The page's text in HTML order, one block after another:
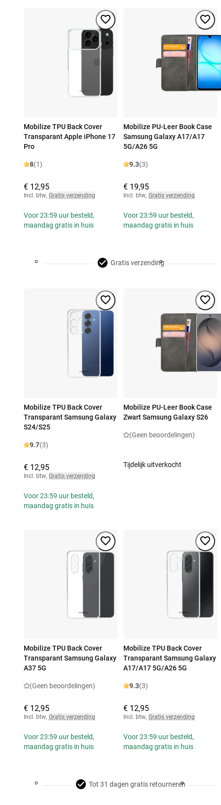
Mobilize TPU Back Cover
Transparant Apple iPhone 17
Pro
8(1)
€ 12,95
Incl. btw, Gratis verzending
Voor 23:59 uur besteld,
maandag gratis in huis
Mobilize PU-Leer Book Case
Samsung Galaxy A17/A17
5G/A26 5G
9.3(3)
€ 19,95
Incl. btw, Gratis verzending
Voor 23:59 uur besteld,
maandag gratis in huis
Gratis verzending
Mobilize TPU Back Cover
Transparant Samsung Galaxy
S24/S25
9.7(3)
€ 12,95
Incl. btw, Gratis verzending
Voor 23:59 uur besteld,
maandag gratis in huis
Mobilize PU-Leer Book Case
Zwart Samsung Galaxy S26
(Geen beoordelingen)
Tijdelijk uitverkocht
Mobilize TPU Back Cover
Transparant Samsung Galaxy
A37 5G
(Geen beoordelingen)
€ 12,95
Incl. btw, Gratis verzending
Voor 23:59 uur besteld,
maandag gratis in huis
Mobilize TPU Back Cover
Transparant Samsung Galaxy
A17/A17 5G/A26 5G
9.3(3)
€ 12,95
Incl. btw, Gratis verzending
Voor 23:59 uur besteld,
maandag gratis in huis
Tot 31 dagen gratis retourneren